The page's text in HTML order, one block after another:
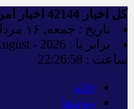
کل اخبار اخبار
تاریخ : جمعه, ۱۶ مرداد , ۱۴۰۵
برابر با : Friday - 7 - August - 2026
ساعت : 22:26:59
خانه
پیوندها